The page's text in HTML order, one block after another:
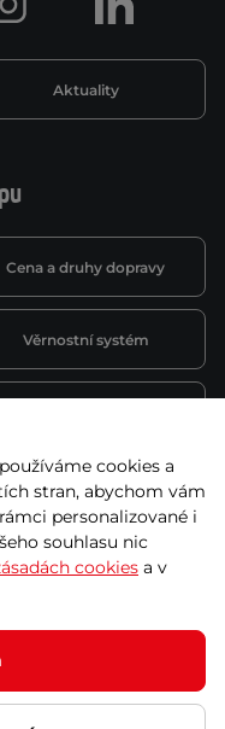
Cena a druhy dopravy
Věrnostní systém
Kariéra
Aktuality
Instagram LinkedIn
vyhrazena
povinen vystavit
u správce daně online; v
do 48 hodin.
cookies a
stran, abychom vám
personalizované i
souhlasu nic
cookies a v